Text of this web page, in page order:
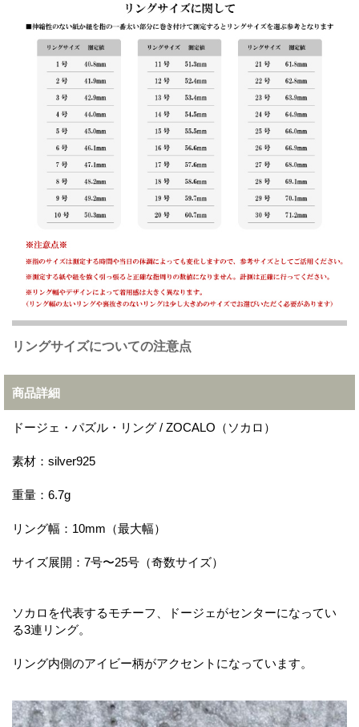
リングサイズについての注意点
商品詳細
ドージェ・パズル・リング / ZOCALO（ソカロ）
素材：silver925
重量：6.7g
リング幅：10mm（最大幅）
サイズ展開：7号〜25号（奇数サイズ）
ソカロを代表するモチーフ、ドージェがセンターになってい
る3連リング。
リング内側のアイビー柄がアクセントになっています。